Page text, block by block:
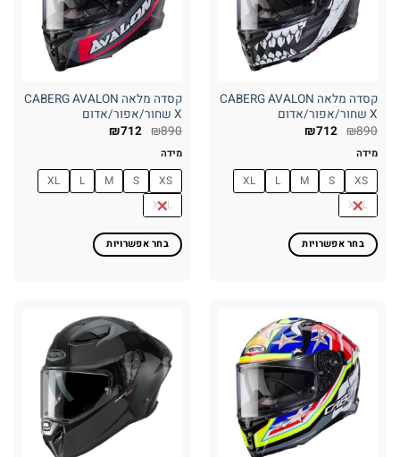
האפשרויות
האפשרויות
קסדה מלאה CABERG AVALON
X שחור/אפור/אדום
₪890
₪712
מידה
XS
S
M
L
XL
XXL
בחר אפשרויות
סוגים.
לבחור
האפשרויות
קסדה מלאה CABERG AVALON
X שחור/אפור/אדום
₪890
₪712
מידה
XS
S
M
L
XL
XXL
בחר אפשרויות
סוגים.
ניתן
לבחור
האפשרויות